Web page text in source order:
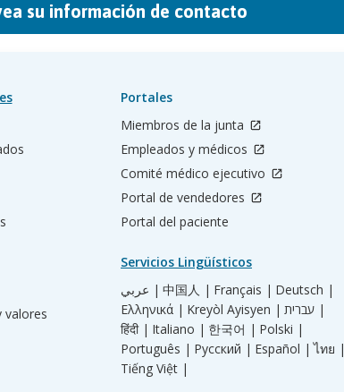
su información de contacto
valores
Portales
Miembros de la junta
Empleados y médicos
Comité médico ejecutivo
Portal de vendedores
Portal del paciente
Servicios Lingüísticos
عربي | 中国人 | Français | Deutsch |
Ελληνικά | Kreyòl Ayisyen |
עברית |
हिंदी | Italiano | 한국어 | Polski |
Português | Русский | Español | ไทย |
Tiếng Việt |